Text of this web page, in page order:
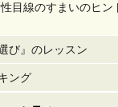
目線のすまいのヒン
び』のレッスン
ング